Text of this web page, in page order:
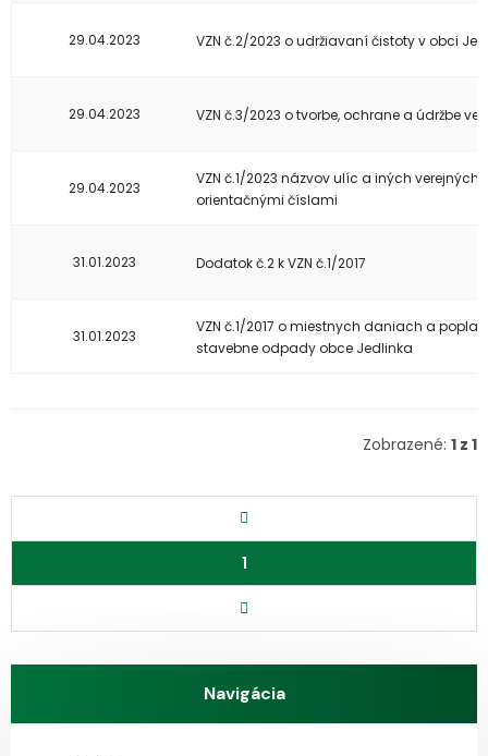
29.04.2023 VZN č.2/2023 o udržiavaní čistoty v obci
29.04.2023 VZN č.3/2023 o tvorbe, ochrane a údržbe
29.04.2023
VZN č.1/2023 názvov ulíc a iných
orientačnými číslami
31.01.2023 Dodatok č.2 k VZN č.1/2017
31.01.2023
VZN č.1/2017 o miestnych daniach a
stavebne odpady obce Jedlinka
Zobrazené: 1 z 1
1
Navigácia